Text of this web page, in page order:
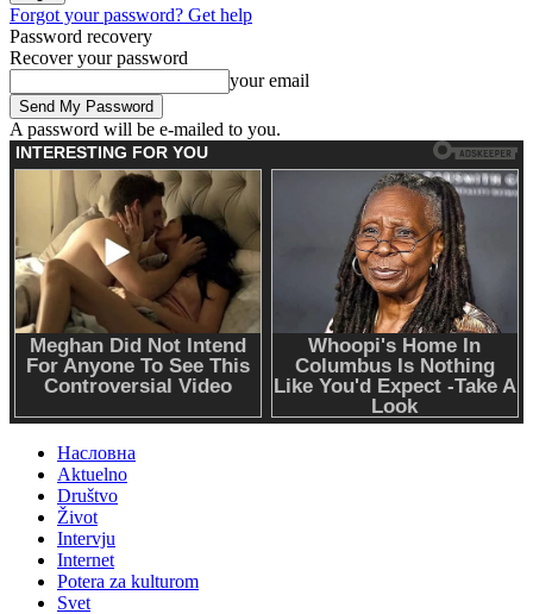
Forgot your password? Get help
Password recovery
Recover your password
your email
A password will be e-mailed to you.
Насловна
Aktuelno
Društvo
Život
Intervju
Internet
Potera za kulturom
Svet